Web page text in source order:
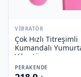
VIBRATÖR
Çok Hızlı Titreşimli
Kumandalı
Vibratör
PERAKENDE